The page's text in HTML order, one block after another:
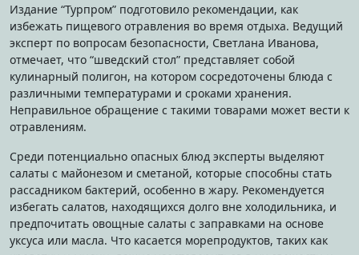
Издание “Турпром” подготовило рекомендации, как
избежать пищевого отравления во время отдыха. Ведущий
эксперт по вопросам безопасности, Светлана Иванова,
отмечает, что “шведский стол” представляет собой
кулинарный полигон, на котором сосредоточены блюда с
различными температурами и сроками хранения.
Неправильное обращение с такими товарами может вести к
отравлениям.
Среди потенциально опасных блюд эксперты выделяют
салаты с майонезом и сметаной, которые способны стать
рассадником бактерий, особенно в жару. Рекомендуется
избегать салатов, находящихся долго вне холодильника, и
предпочитать овощные салаты с заправками на основе
уксуса или масла. Что касается морепродуктов, таких как